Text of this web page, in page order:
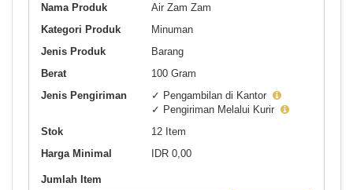
Nama Produk
Air Zam Zam
Kategori Produk
Minuman
Jenis Produk
Barang
Berat
100 Gram
Jenis Pengiriman
✓ Pengambilan di Kantor
✓ Pengiriman Melalui Kurir
Stok
12 Item
Harga Minimal
IDR 0,00
Jumlah Item